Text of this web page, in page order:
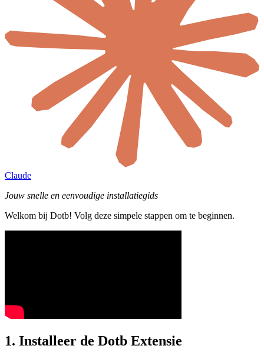
Claude
Jouw snelle en eenvoudige installatiegids
Welkom bij Dotb! Volg deze simpele stappen om te beginnen.
1. Installeer de Dotb Extensie